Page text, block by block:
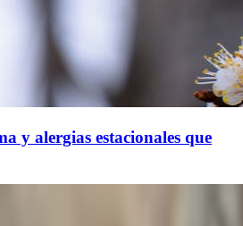
y alergias estacionales que